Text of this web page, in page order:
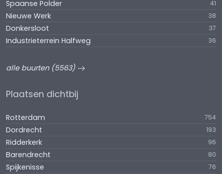
Spaanse Polder 41
Nieuwe Werk 38
Donkersloot 37
Industrieterrein Halfweg 36
alle buurten (5563)
Plaatsen dichtbij
Rotterdam 754
Dordrecht 193
Ridderkerk 96
Barendrecht 80
Spijkenisse 76